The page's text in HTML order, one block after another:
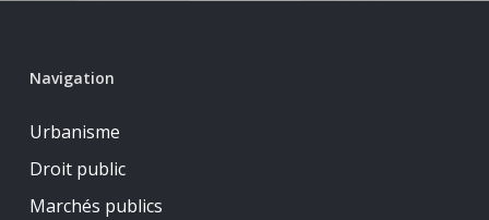
Navigation
Urbanisme
Droit public
Marchés publics